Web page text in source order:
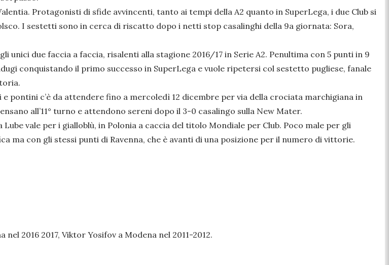
Protagonisti di sfide avvincenti, tanto ai tempi della A2 quanto in SuperLega, i due Club si
I sestetti sono in cerca di riscatto dopo i netti stop casalinghi della 9a giornata: Sora,
unici due faccia a faccia, risalenti alla stagione 2016/17 in Serie A2. Penultima con 5 punti in 9
conquistando il primo successo in SuperLega e vuole ripetersi col sestetto pugliese, fanale
pontini c’è da attendere fino a mercoledì 12 dicembre per via della crociata marchigiana in
all’11° turno e attendono sereni dopo il 3-0 casalingo sulla New Mater.
vale per i gialloblù, in Polonia a caccia del titolo Mondiale per Club. Poco male per gli
ma con gli stessi punti di Ravenna, che è avanti di una posizione per il numero di vittorie.
2016 2017, Viktor Yosifov a Modena nel 2011-2012.